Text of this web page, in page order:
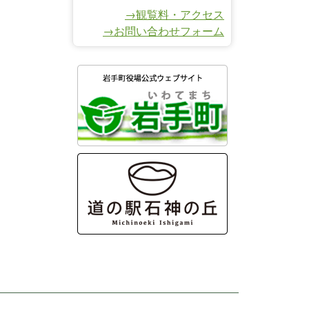
→観覧料・アクセス
→お問い合わせフォーム